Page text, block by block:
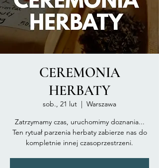
CEREMONIA
HERBATY
sob., 21 lut
  |
Warszawa
Zatrzymamy czas, uruchomimy doznania...
Ten rytuał parzenia herbaty zabierze nas do
kompletnie innej czasoprzestrzeni.